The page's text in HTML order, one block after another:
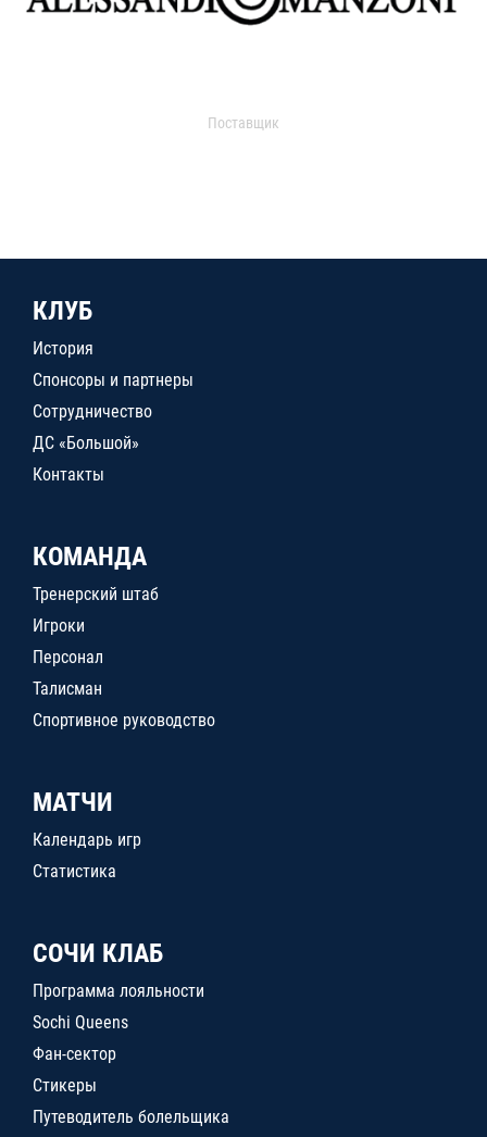
Поставщик
КЛУБ
История
Спонсоры и партнеры
Сотрудничество
ДС «Большой»
Контакты
КОМАНДА
Тренерский штаб
Игроки
Персонал
Талисман
Спортивное руководство
МАТЧИ
Календарь игр
Статистика
СОЧИ КЛАБ
Программа лояльности
Sochi Queens
Фан-сектор
Стикеры
Путеводитель болельщика